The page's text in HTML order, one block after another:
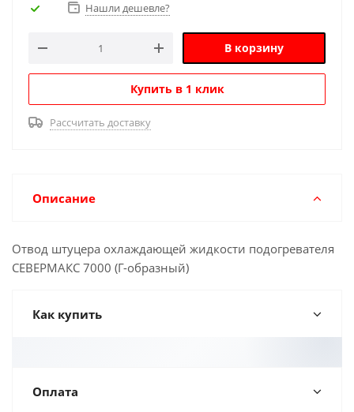
Нашли дешевле?
В корзину
Купить в 1 клик
Рассчитать доставку
Описание
Отвод штуцера охлаждающей жидкости подогревателя
СЕВЕРМАКС 7000 (Г-образный)
Как купить
Оплата